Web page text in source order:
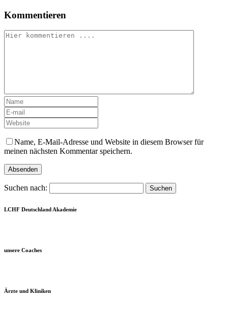
Kommentieren
Name, E-Mail-Adresse und Website in diesem Browser für
meinen nächsten Kommentar speichern.
Suchen nach:
LCHF Deutschland Akademie
unsere Coaches
Ärzte und Kliniken